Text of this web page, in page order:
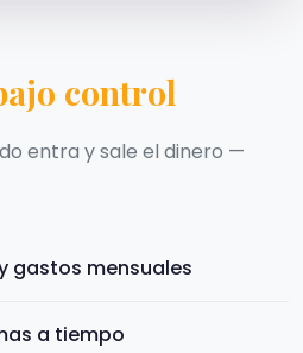
control
entra y sale el dinero —
gastos mensuales
a tiempo